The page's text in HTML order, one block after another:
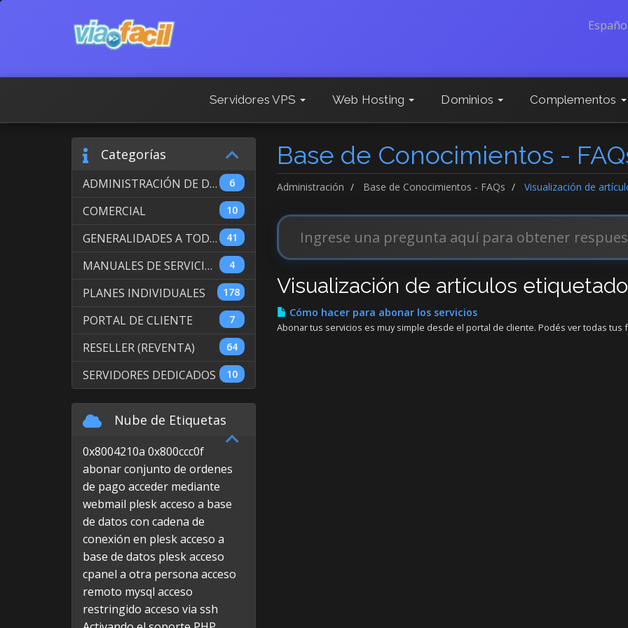
Servidores VPS Web Hosting Dominios Complementos
Base de Conocimientos -
Administración Base de Conocimientos - FAQs Visualización de
Categorías
6
ADMINISTRACIÓN DE DOMINIOS INTERNACIONALES
10
COMERCIAL
41
GENERALIDADES A TODOS LOS SERVICIOS
4
MANUALES DE SERVICIO DE WEB HOSTING
178
PLANES INDIVIDUALES
7
PORTAL DE CLIENTE
64
RESELLER (REVENTA)
10
SERVIDORES DEDICADOS
Visualización de artículos
Cómo hacer para abonar los servicios
Abonar tus servicios es muy simple desde el portal de cliente. Podés ver todas tus
Nube de Etiquetas
0x8004210a 0x800ccc0f
abonar conjunto de ordenes
de pago acceder mediante
webmail pleskacceso a base
de datos con cadena de
conexión en pleskacceso a
base de datos pleskacceso
cpanel a otra persona acceso
remoto mysql acceso
restringido acceso via ssh